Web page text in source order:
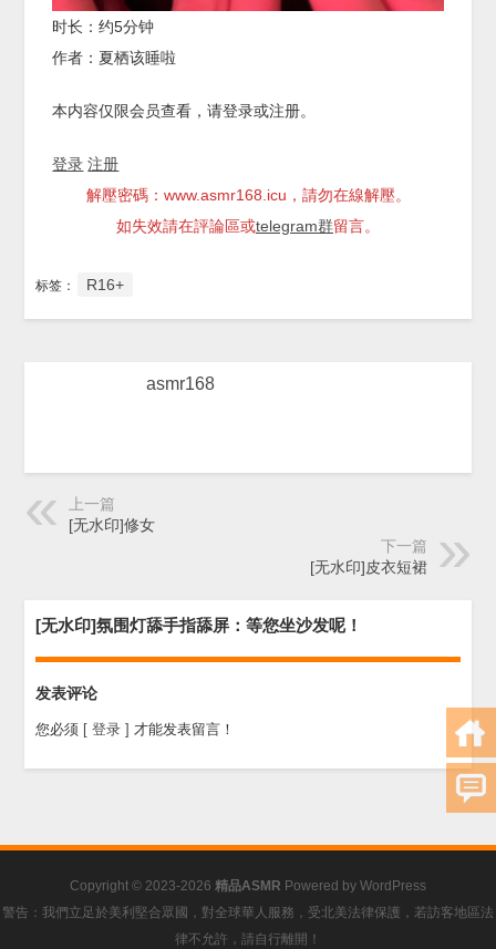
时长：约5分钟
作者：夏栖该睡啦
本内容仅限会员查看，请登录或注册。
登录 注册
解壓密碼：www.asmr168.icu，請勿在線解壓。
如失效請在評論區或telegram群留言。
标签： R16+
asmr168
上一篇
[无水印]修女
下一篇
[无水印]皮衣短裙
[无水印]氛围灯舔手指舔屏：等您坐沙发呢！
发表评论
您必须 [ 登录 ] 才能发表留言！
Copyright © 2023-2026 精品ASMR Powered by WordPress
警告：我們立足於美利堅合眾國，對全球華人服務，受北美法律保護，若訪客地區法
律不允許，請自行離開！